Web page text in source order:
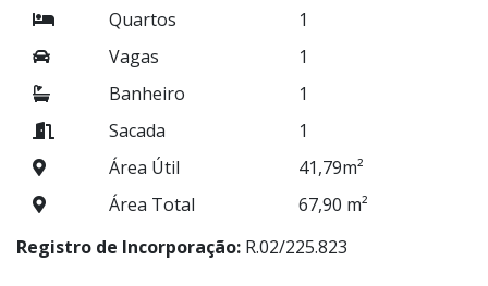
Quartos
1
Vagas
1
Banheiro
1
Sacada
1
Área Útil
41,79m²
Área Total
67,90 m²
Registro de Incorporação: R.02/225.823